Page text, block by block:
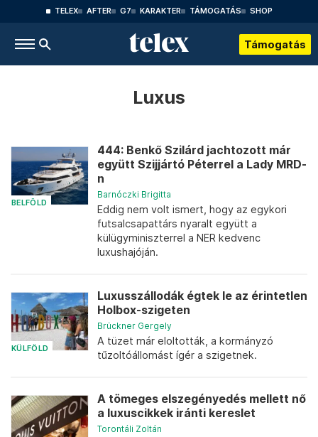
TELEX AFTER G7 KARAKTER TÁMOGATÁS SHOP
Támogatás
Luxus
BELFÖLD
444: Benkő Szilárd jachtozott már
együtt Szijjártó Péterrel a Lady MRD-
n
Barnóczki Brigitta
Eddig nem volt ismert, hogy az egykori
futsalcsapattárs nyaralt együtt a
külügyminiszterrel a NER kedvenc
luxushajóján.
KÜLFÖLD
Luxusszállodák égtek le az érintetlen
Holbox-szigeten
Brückner Gergely
A tüzet már eloltották, a kormányzó
tűzoltóállomást ígér a szigetnek.
A tömeges elszegényedés mellett nő
a luxuscikkek iránti kereslet
Torontáli Zoltán